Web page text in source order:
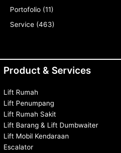
Portofolio (11)
Service (463)
Product & Services
Lift Rumah
Lift Penumpang
Lift Rumah Sakit
Lift Barang & Lift Dumbwaiter
Lift Mobil Kendaraan
Escalator